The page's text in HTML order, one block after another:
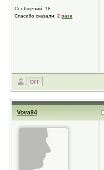
Сообщений: 18
Спасибо сказали: 2 раза
Vova84